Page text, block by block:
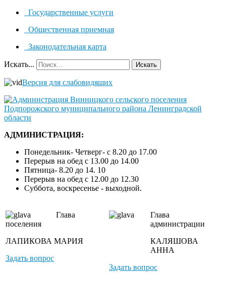
Государственные услуги
Общественная приемная
Законодательная карта
Искать... Искать
Версия для слабовидящих
АДМИНИСТРАЦИЯ:
Понедельник- Четверг- с 8.20 до 17.00
Перерыв на обед с 13.00 до 14.00
Пятница- 8.20 до 14. 10
Перерыв на обед с 12.00 до 12.30
Суббота, воскресенье - выходной.
Глава
поселения
ЛАПИКОВА МАРИЯ
Задать вопрос
Глава
администрации
КАЛЯШОВА
АННА
Задать вопрос